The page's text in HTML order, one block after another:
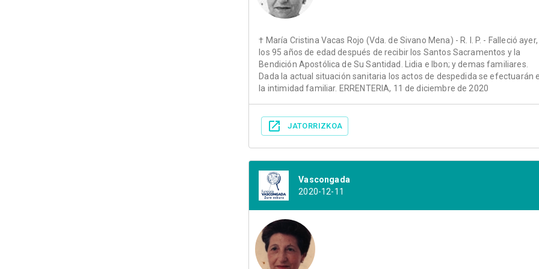
† María Cristina Vacas Rojo (Vda. de Sivano Mena) - R. I. P. - Falleció
los 95 años de edad después de recibir los Santos Sacramentos y la
Bendición Apostólica de Su Santidad. Lidia e Ibon; y demas familiares.
Dada la actual situación sanitaria los actos de despedida se efectuarán
la intimidad familiar. ERRENTERIA, 11 de diciembre de 2020
JATORRIZKOA
Vascongada
2020-12-11